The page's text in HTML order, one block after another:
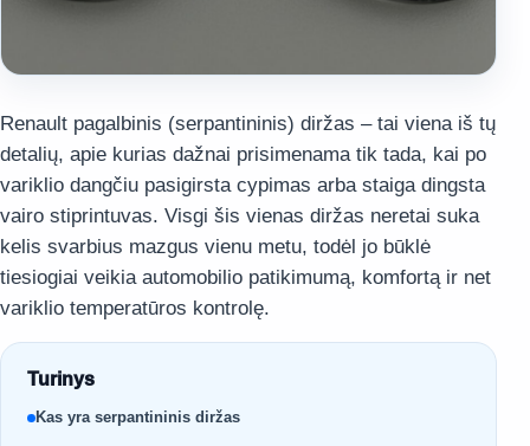
Renault pagalbinis (serpantininis) diržas – tai viena iš tų
detalių, apie kurias dažnai prisimenama tik tada, kai po
variklio dangčiu pasigirsta cypimas arba staiga dingsta
vairo stiprintuvas. Visgi šis vienas diržas neretai suka
kelis svarbius mazgus vienu metu, todėl jo būklė
tiesiogiai veikia automobilio patikimumą, komfortą ir net
variklio temperatūros kontrolę.
Turinys
Kas yra serpantininis diržas